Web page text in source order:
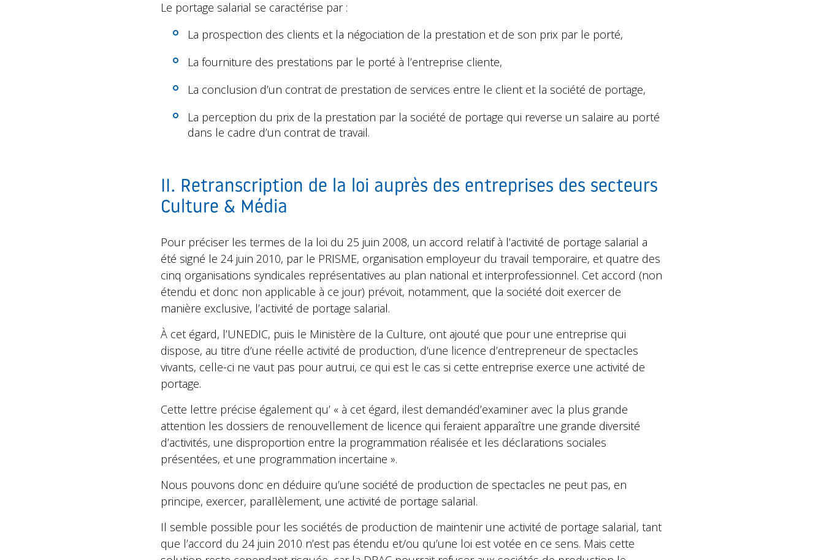
Le portage salarial se caractérise par :
La prospection des clients et la négociation de la prestation et de son prix par le porté,
La fourniture des prestations par le porté à l’entreprise cliente,
La conclusion d’un contrat de prestation de services entre le client et la société de portage,
La perception du prix de la prestation par la société de portage qui reverse un salaire au porté
dans le cadre d’un contrat de travail.
II. Retranscription de la loi auprès des entreprises des secteurs
Culture & Média
Pour préciser les termes de la loi du 25 juin 2008, un accord relatif à l’activité de portage salarial a
été signé le 24 juin 2010, par le PRISME, organisation employeur du travail temporaire, et quatre des
cinq organisations syndicales représentatives au plan national et interprofessionnel. Cet accord (non
étendu et donc non applicable à ce jour) prévoit, notamment, que la société doit exercer de
manière exclusive, l’activité de portage salarial.
À cet égard, l’UNEDIC, puis le Ministère de la Culture, ont ajouté que pour une entreprise qui
dispose, au titre d’une réelle activité de production, d’une licence d’entrepreneur de spectacles
vivants, celle-ci ne vaut pas pour autrui, ce qui est le cas si cette entreprise exerce une activité de
portage.
Cette lettre précise également qu’ « à cet égard, ilest demandéd’examiner avec la plus grande
attention les dossiers de renouvellement de licence qui feraient apparaître une grande diversité
d’activités, une disproportion entre la programmation réalisée et les déclarations sociales
présentées, et une programmation incertaine ».
Nous pouvons donc en déduire qu’une société de production de spectacles ne peut pas, en
principe, exercer, parallèlement, une activité de portage salarial.
Il semble possible pour les sociétés de production de maintenir une activité de portage salarial, tant
que l’accord du 24 juin 2010 n’est pas étendu et/ou qu’une loi est votée en ce sens. Mais cette